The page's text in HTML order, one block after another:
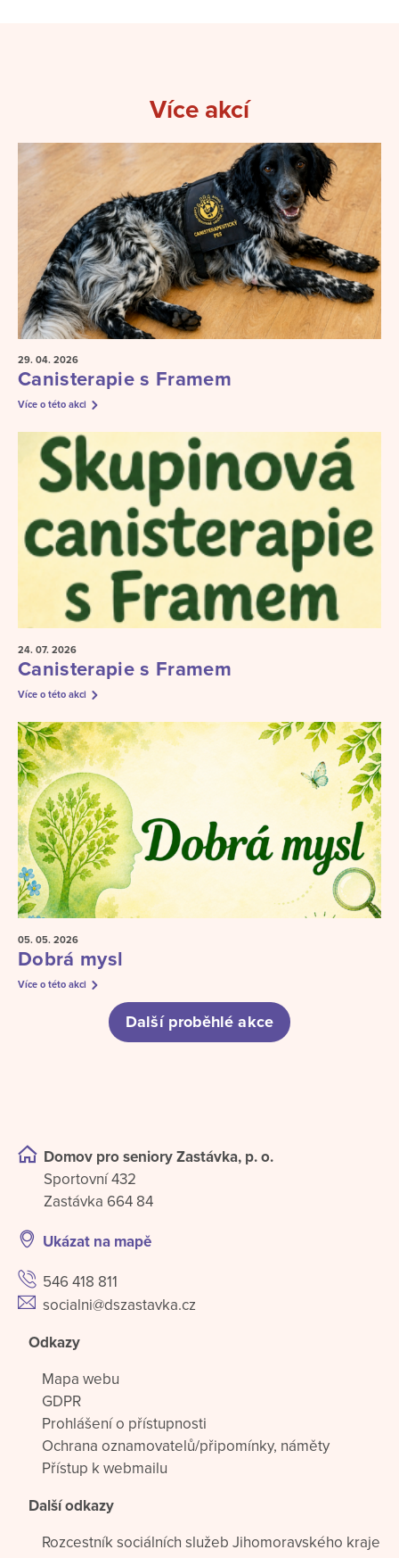
Více akcí
29. 04. 2026
Canisterapie s Framem
Více o této akci
24. 07. 2026
Canisterapie s Framem
Více o této akci
05. 05. 2026
Dobrá mysl
Více o této akci
Další proběhlé akce
Domov pro seniory Zastávka, p. o.
Sportovní 432
Zastávka 664 84
Ukázat na mapě
546 418 811
socialni@dszastavka.cz
Odkazy
Mapa webu
GDPR
Prohlášení o přístupnosti
Ochrana oznamovatelů/připomínky, náměty
Přístup k webmailu
Další odkazy
Rozcestník sociálních služeb Jihomoravského kraje